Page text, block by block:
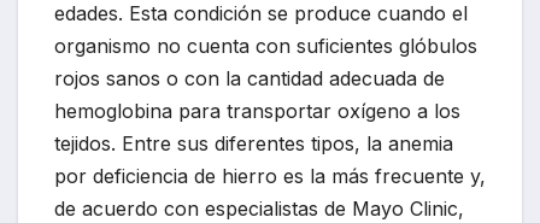
edades. Esta condición se produce cuando el
organismo no cuenta con suficientes glóbulos
rojos sanos o con la cantidad adecuada de
hemoglobina para transportar oxígeno a los
tejidos. Entre sus diferentes tipos, la anemia
por deficiencia de hierro es la más frecuente y,
de acuerdo con especialistas de Mayo Clinic,